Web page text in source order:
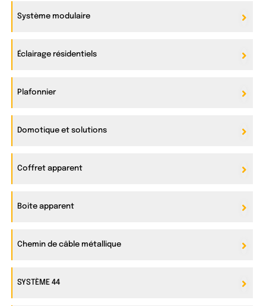
Système modulaire
Éclairage résidentiels
Plafonnier
Domotique et solutions
Coffret apparent
Boite apparent
Chemin de câble métallique
SYSTÈME 44